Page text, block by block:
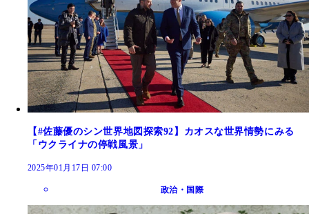
【#佐藤優のシン世界地図探索92】カオスな世界情勢にみる
「ウクライナの停戦風景」
2025年01月17日 07:00
政治・国際